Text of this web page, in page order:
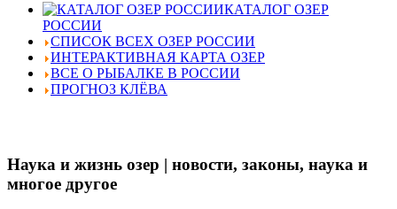
КАТАЛОГ ОЗЕР
РОССИИ
СПИСОК ВСЕХ ОЗЕР РОССИИ
ИНТЕРАКТИВНАЯ КАРТА ОЗЕР
ВСЕ О РЫБАЛКЕ В РОССИИ
ПРОГНОЗ КЛЁВА
Наука и жизнь озер | новости, законы, наука и
многое другое